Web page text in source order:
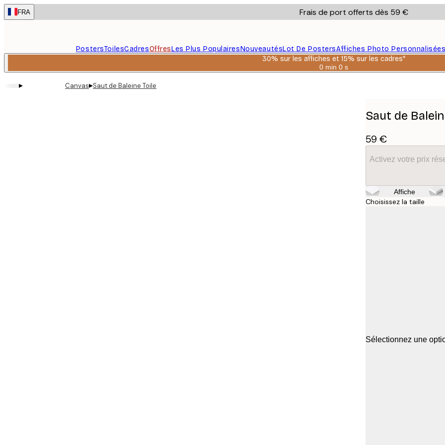
Skip
to
FRA Frais de port offerts dès 59 €
PostersToilesCadresOffresLes Plus PopulairesNouveautésLot De PostersAffiches Photo
30% sur les affiches et 15% sur les cadres*
0 min 0 s
Valable
▸ Canvas▸Saut de Baleine Toile
Saut de
59 €
Activez votre prix
Affiche
Choisissez la taille
Sélectionnez une